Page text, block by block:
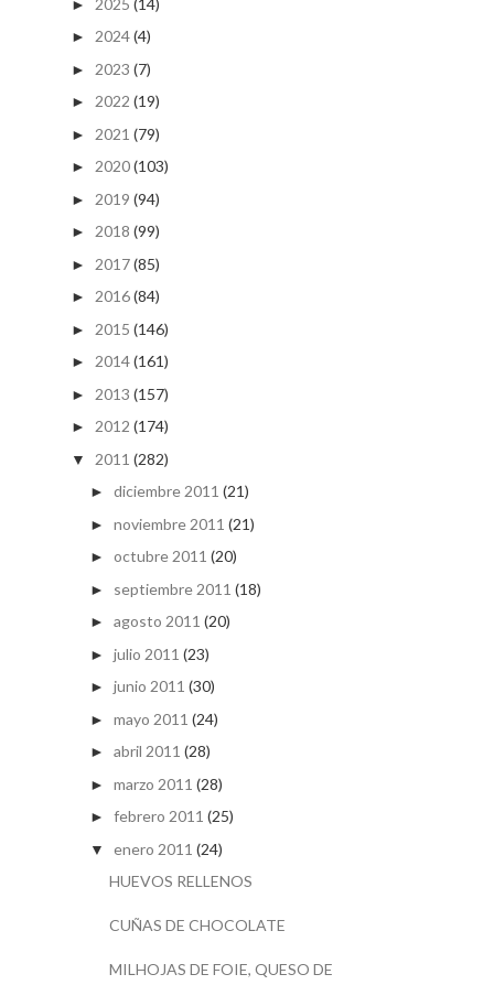
►
► 2024(4)
► 2023 (7)
► 2022 (19)
► 2021 (79)
► 2020(103)
► 2019 (94)
► 2018 (99)
► 2017(85)
► 2016(84)
► 2015 (146)
► 2014(161)
► 2013 (157)
► 2012 (174)
▼ 2011 (282)
► diciembre 2011 (21)
► noviembre 2011 (21)
► octubre 2011 (20)
► septiembre 2011 (18)
► agosto 2011 (20)
► julio 2011 (23)
► junio 2011 (30)
► mayo 2011 (24)
► abril 2011 (28)
► marzo 2011 (28)
► febrero 2011 (25)
▼ enero 2011 (24)
HUEVOS RELLENOS
CUÑAS DE CHOCOLATE
MILHOJAS DE FOIE, QUESO DE